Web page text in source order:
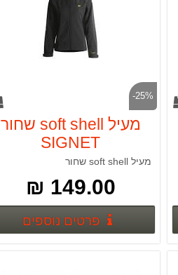
-25%
מעיל soft shell שחור
SIGNET
מעיל soft shell שחור
149.00 ₪
פרטים נוספים